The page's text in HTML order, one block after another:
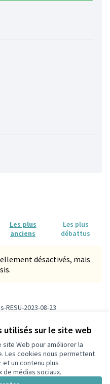
utilisés sur le site web
Web pour améliorer la
Les cookies nous permettent
un contenu plus
de médias sociaux.
Les plus
anciens
Les plus
débattus
désactivés, mais
2023-08-23